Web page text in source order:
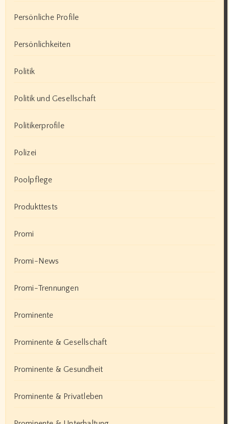
Persönliche Profile
Persönlichkeiten
Politik
Politik und Gesellschaft
Politikerprofile
Polizei
Poolpflege
Produkttests
Promi
Promi-News
Promi-Trennungen
Prominente
Prominente & Gesellschaft
Prominente & Gesundheit
Prominente & Privatleben